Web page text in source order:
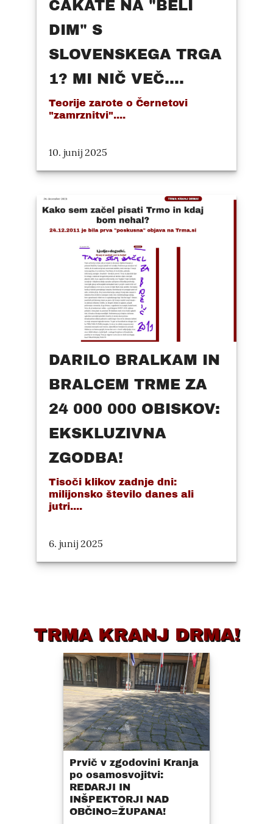
ČAKATE NA "BELI
DIM" S
SLOVENSKEGA TRGA
1? MI NIČ VEČ....
Teorije zarote o Černetovi
"zamrznitvi"....
10. junij 2025
DARILO BRALKAM IN
BRALCEM TRME ZA
24 000 000 OBISKOV:
EKSKLUZIVNA
ZGODBA!
Tisoči klikov zadnje dni:
milijonsko število danes ali
jutri....
6. junij 2025
TRMA KRANJ DRMA!
Prvič v zgodovini Kranja
po osamosvojitvi:
REDARJI IN
INŠPEKTORJI NAD
OBČINO=ŽUPANA!